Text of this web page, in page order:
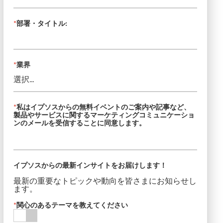
*部署・タイトル:
*業界
*私はイプソスからの無料イベントのご案内や記事など、
製品やサービスに関するマーケティングコミュニケーショ
ンのメールを受信することに同意します。
イプソスからの最新インサイトをお届けします！
最新の重要なトピックや動向を皆さまにお知らせし
ます。
*関心のあるテーマを教えてください